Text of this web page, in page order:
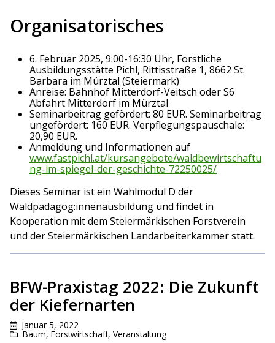
Organisatorisches
6. Februar 2025, 9:00-16:30 Uhr, Forstliche
Ausbildungsstätte Pichl, Rittisstraße 1, 8662 St.
Barbara im Mürztal (Steiermark)
Anreise: Bahnhof Mitterdorf-Veitsch oder S6
Abfahrt Mitterdorf im Mürztal
Seminarbeitrag gefördert: 80 EUR. Seminarbeitrag
ungefördert: 160 EUR. Verpflegungspauschale:
20,90 EUR.
Anmeldung und Informationen auf
www.fastpichl.at/kursangebote/waldbewirtschaftu
ng-im-spiegel-der-geschichte-72250025/
Dieses Seminar ist ein Wahlmodul D der
Waldpädagog:innenausbildung und findet in
Kooperation mit dem Steiermärkischen Forstverein
und der Steiermärkischen Landarbeiterkammer statt.
BFW-Praxistag 2022: Die Zukunft
der Kiefernarten
Januar 5, 2022
Baum, Forstwirtschaft, Veranstaltung